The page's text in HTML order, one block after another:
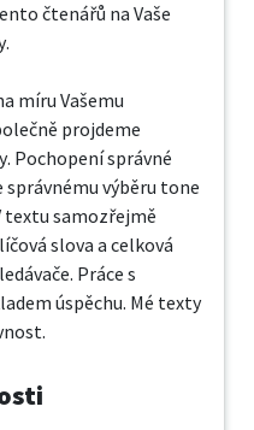
čtenářů na Vaše
míru Vašemu
projdeme
Pochopení správné
správnému výběru tone
textu samozřejmě
slova a celková
Práce s
úspěchu. Mé texty